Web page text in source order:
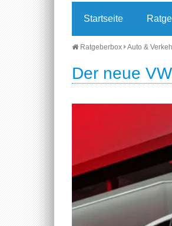
Startseite
Ratgeberbox Auto &
Der neue